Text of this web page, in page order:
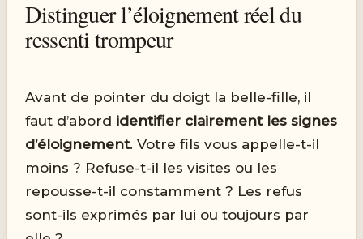
Distinguer l’éloignement réel du
ressenti trompeur
Avant de pointer du doigt la belle-fille, il
faut d’abord identifier clairement les signes
d’éloignement. Votre fils vous appelle-t-il
moins ? Refuse-t-il les visites ou les
repousse-t-il constamment ? Les refus
sont-ils exprimés par lui ou toujours par